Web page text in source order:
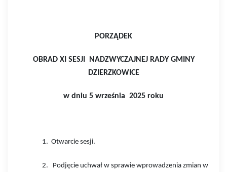
PORZĄDEK
OBRAD XI SESJI NADZWYCZAJNEJ RADY GMINY
DZIERZKOWICE
w dniu 5 września 2025 roku
1. Otwarcie sesji.
2. Podjęcie uchwał w sprawie wprowadzenia zmian w